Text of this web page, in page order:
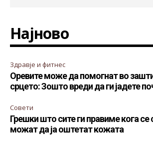
Најново
Здравје и фитнес
Оревите може да помогнат во
срцето: Зошто вреди да ги јадете
Совети
Грешки што сите ги правиме кога се
можат да ја оштетат кожата